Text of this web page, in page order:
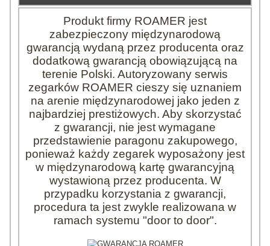
Produkt firmy ROAMER jest
zabezpieczony międzynarodową
gwarancją wydaną przez producenta oraz
dodatkową gwarancją obowiązującą na
terenie Polski. Autoryzowany serwis
zegarków ROAMER cieszy się uznaniem
na arenie międzynarodowej jako jeden z
najbardziej prestiżowych. Aby skorzystać
z gwarancji, nie jest wymagane
przedstawienie paragonu zakupowego,
ponieważ każdy zegarek wyposażony jest
w międzynarodową kartę gwarancyjną
wystawioną przez producenta. W
przypadku korzystania z gwarancji,
procedura ta jest zwykle realizowana w
ramach systemu "door to door".